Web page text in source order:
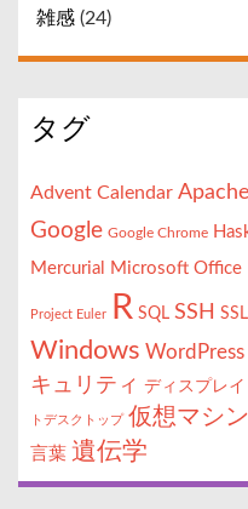
雑感 (24)
タグ
Advent Calendar Apache
Google Google Chrome
Mercurial Microsoft Office
Project Euler R SQL SSH SSL
Windows WordPress
キュリティ ディスプレイ
トデスクトップ 仮想マシン
言葉 遺伝学